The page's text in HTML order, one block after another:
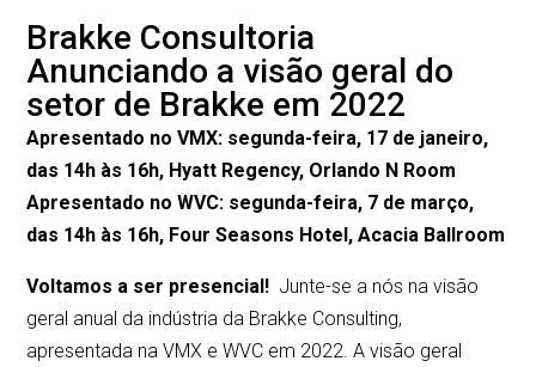
Brakke Consultoria
Anunciando a visão geral do
setor de Brakke em 2022
Apresentado no VMX: segunda-feira, 17 de janeiro,
das 14h às 16h, Hyatt Regency, Orlando N Room
Apresentado no WVC: segunda-feira, 7 de março,
das 14h às 16h, Four Seasons Hotel, Acacia Ballroom
Voltamos a ser presencial! Junte-se a nós na visão
geral anual da indústria da Brakke Consulting,
apresentada na VMX e WVC em 2022. A visão geral